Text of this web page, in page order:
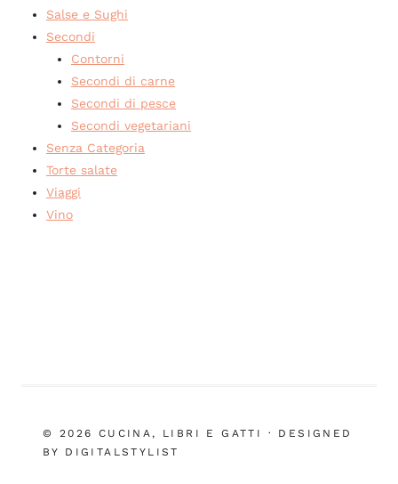
Salse e Sughi
Secondi
Contorni
Secondi di carne
Secondi di pesce
Secondi vegetariani
Senza Categoria
Torte salate
Viaggi
Vino
© 2026 CUCINA, LIBRI E GATTI · DESIGNED
BY DIGITALSTYLIST